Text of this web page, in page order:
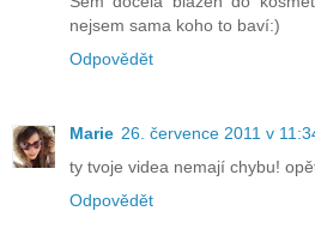
nejsem sama koho to baví:)
Odpovědět
Marie 26. července 2011 v
ty tvoje videa nemají chybu!
Odpovědět